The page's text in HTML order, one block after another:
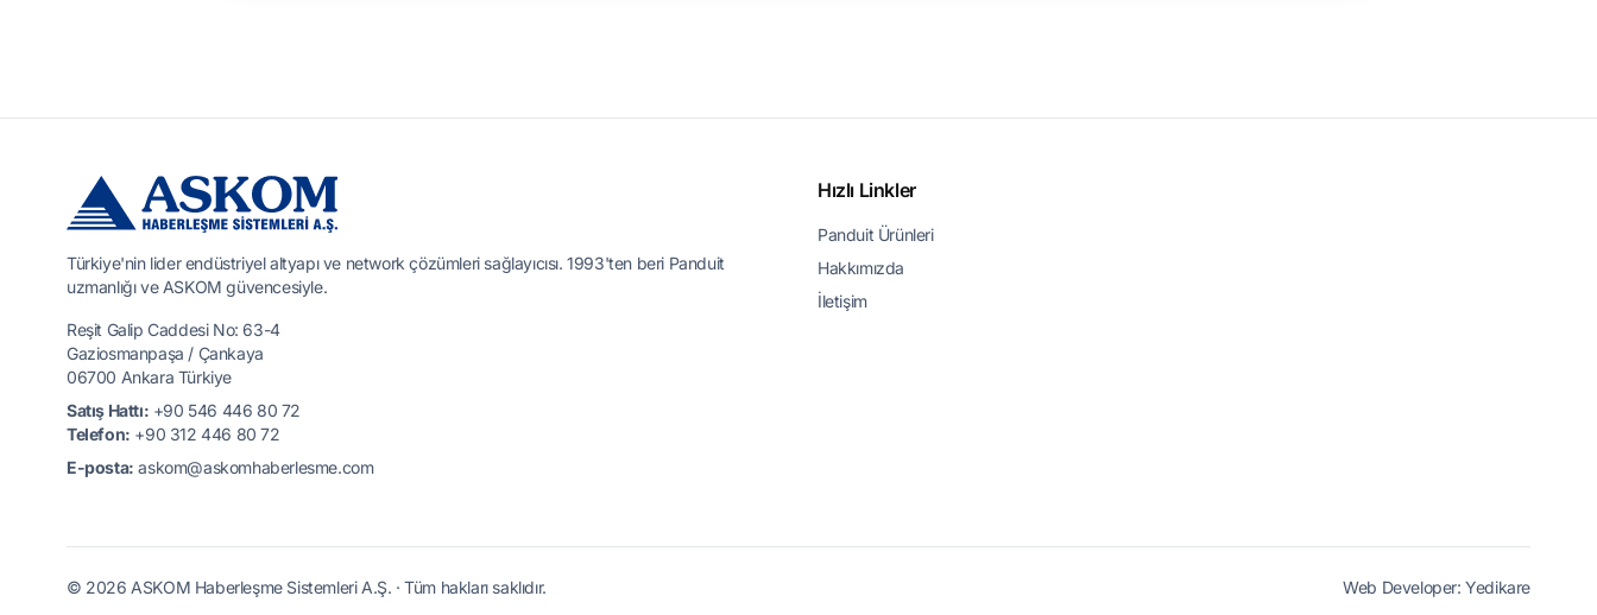
Türkiye'nin lider endüstriyel altyapı ve network çözümleri sağlayıcısı. 1993'ten beri Panduit
uzmanlığı ve ASKOM güvencesiyle.
Reşit Galip Caddesi No: 63-4
Gaziosmanpaşa / Çankaya
06700 Ankara Türkiye
Satış Hattı: +90 546 446 80 72
Telefon: +90 312 446 80 72
E-posta: askom@askomhaberlesme.com
Hızlı Linkler
Panduit Ürünleri
Hakkımızda
İletişim
© 2026 ASKOM Haberleşme Sistemleri A.Ş. · Tüm hakları saklıdır. Web Developer:Yedikare